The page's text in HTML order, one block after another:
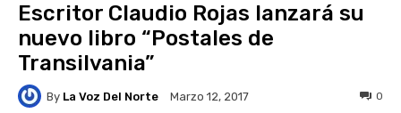
Escritor Claudio Rojas lanzará su
nuevo libro “Postales de
Transilvania”
By La Voz Del Norte Marzo 12, 2017 0